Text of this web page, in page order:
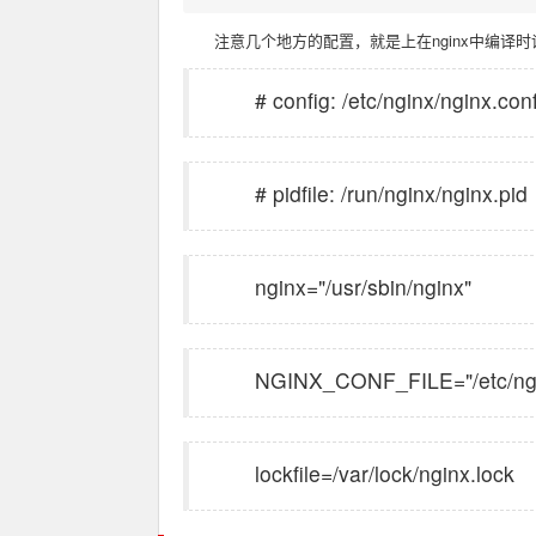
注意几个地方的配置，就是上在nginx中编译
# config: /etc/nginx/
# pidfile: /run/nginx/nginx.pid
nginx="/usr/sbin/nginx"
NGINX_CONF_FILE="/etc/
lockfile=/var/lock/nginx.lock